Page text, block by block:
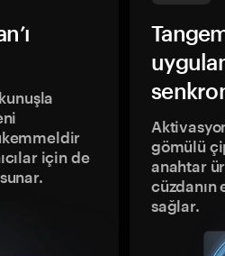
için de
gömülü
anahtar
sağlar.